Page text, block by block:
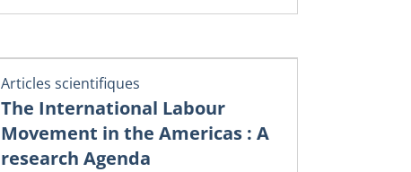
Articles scientifiques
The International Labour
Movement in the Americas : A
research Agenda